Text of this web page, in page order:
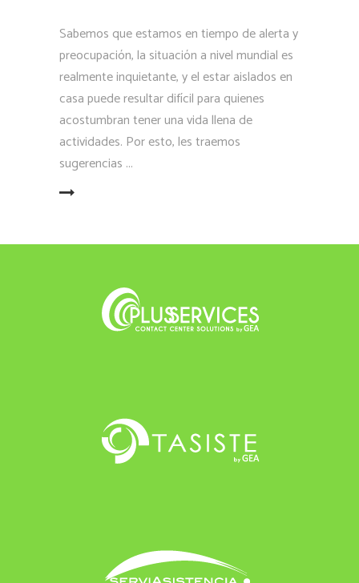
Sabemos que estamos en tiempo de alerta y
preocupación, la situación a nivel mundial es
realmente inquietante, y el estar aislados en
casa puede resultar difícil para quienes
acostumbran tener una vida llena de
actividades. Por esto, les traemos
sugerencias